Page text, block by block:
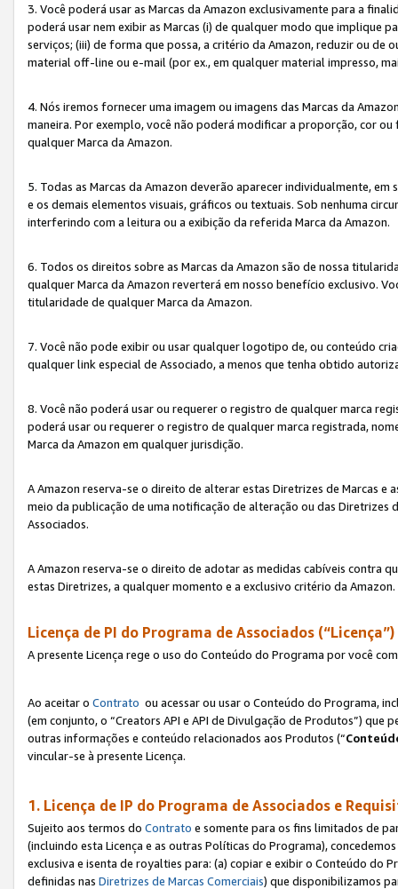
3. Você poderá usar as Marcas da Amazon exclusivamente para a
poderá usar nem exibir as Marcas (i) de qualquer modo que implique
serviços; (iii) de forma que possa, a critério da Amazon, reduzir ou de
material off-line ou e-mail (por ex., em qualquer material impresso,
4. Nós iremos fornecer uma imagem ou imagens das Marcas da
maneira. Por exemplo, você não poderá modificar a proporção, cor
qualquer Marca da Amazon.
5. Todas as Marcas da Amazon deverão aparecer individualmente,
e os demais elementos visuais, gráficos ou textuais. Sob nenhuma
interferindo com a leitura ou a exibição da referida Marca da Amazon.
6. Todos os direitos sobre as Marcas da Amazon são de nossa
qualquer Marca da Amazon reverterá em nosso benefício exclusivo.
titularidade de qualquer Marca da Amazon.
7. Você não pode exibir ou usar qualquer logotipo de, ou conteúdo
qualquer link especial de Associado, a menos que tenha obtido
8. Você não poderá usar ou requerer o registro de qualquer marca
poderá usar ou requerer o registro de qualquer marca registrada,
Marca da Amazon em qualquer jurisdição.
A Amazon reserva-se o direito de alterar estas Diretrizes de Marcas e
meio da publicação de uma notificação de alteração ou das Diretrizes
Associados.
A Amazon reserva-se o direito de adotar as medidas cabíveis contra
estas Diretrizes, a qualquer momento e a exclusivo critério da Amazon.
Licença de PI do Programa de Associados (“Licença”)
A presente Licença rege o uso do Conteúdo do Programa por você
Ao aceitar o Contrato ou acessar ou usar o Conteúdo do Programa,
(em conjunto, o “Creators API e API de Divulgação de Produtos”)
outras informações e conteúdo relacionados aos Produtos (“
vincular-se à presente Licença.
1. Licença de IP do Programa de Associados e
Sujeito aos termos do Contrato e somente para os fins limitados de
(incluindo esta Licença e as outras Políticas do Programa),
exclusiva e isenta de royalties para: (a) copiar e exibir o Conteúdo do
definidas nas Diretrizes de Marcas Comerciais) que disponibilizamos